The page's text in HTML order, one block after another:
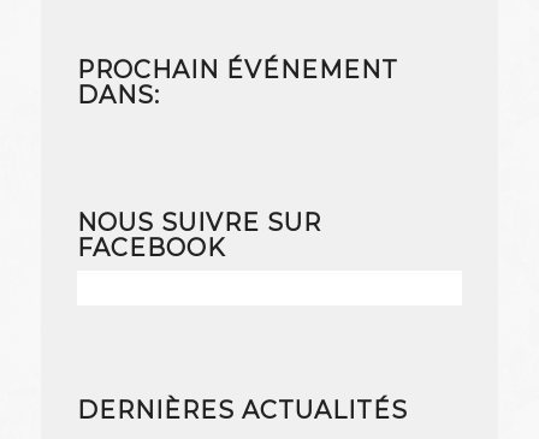
PROCHAIN ÉVÉNEMENT
DANS:
NOUS SUIVRE SUR
FACEBOOK
DERNIÈRES ACTUALITÉS